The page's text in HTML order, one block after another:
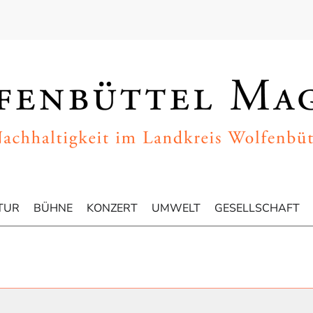
BÜHNE KONZERT UMWELT GESELLSCHAFT